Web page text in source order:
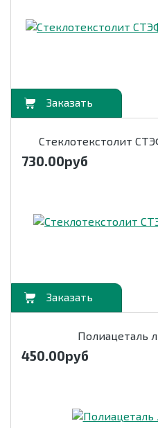
Стеклотекстолит
730.00руб
Полиацеталь
450.00руб